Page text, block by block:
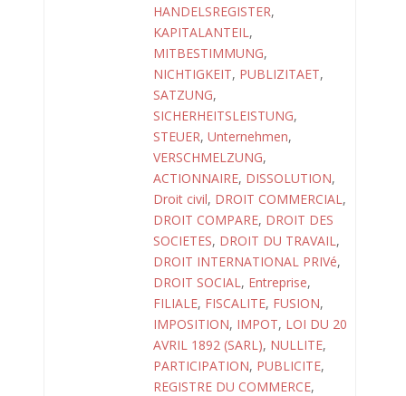
HANDELSREGISTER,
KAPITALANTEIL,
MITBESTIMMUNG,
NICHTIGKEIT, PUBLIZITAET,
SATZUNG,
SICHERHEITSLEISTUNG,
STEUER, Unternehmen,
VERSCHMELZUNG,
ACTIONNAIRE, DISSOLUTION,
Droit civil, DROIT COMMERCIAL,
DROIT COMPARE, DROIT DES
SOCIETES, DROIT DU TRAVAIL,
DROIT INTERNATIONAL PRIVé,
DROIT SOCIAL, Entreprise,
FILIALE, FISCALITE, FUSION,
IMPOSITION, IMPOT, LOI DU 20
AVRIL 1892 (SARL), NULLITE,
PARTICIPATION, PUBLICITE,
REGISTRE DU COMMERCE,